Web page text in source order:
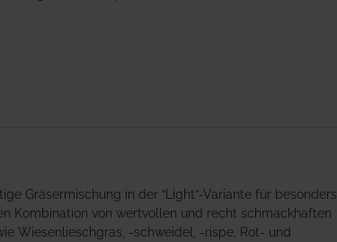
Gräsermischung in der “Light”-Variante für besonders
Kombination von wertvollen und recht schmackhaften
Wiesenlieschgras, -schweidel, -rispe, Rot- und